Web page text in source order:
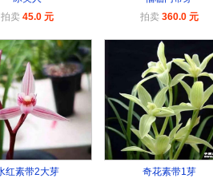
拍卖 45.0 元
拍卖 360.0 元
红素带2大芽
奇花素带1芽